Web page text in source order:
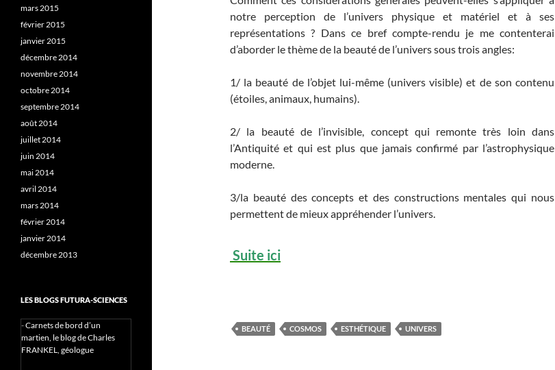
notre perception de l’univers physique et matériel et à ses
représentations ? Dans ce bref compte-rendu je me contenterai
d’aborder le thème de la beauté de l’univers sous trois angles:
1/ la beauté de l’objet lui-même (univers visible) et de son contenu
(étoiles, animaux, humains).
2/ la beauté de l’invisible, concept qui remonte très loin dans
l’Antiquité et qui est plus que jamais confirmé par l’astrophysique
moderne.
3/la beauté des concepts et des constructions mentales qui nous
permettent de mieux appréhender l’univers.
Suite ici
BEAUTÉ COSMOS ESTHÉTIQUE UNIVERS
mars 2015
février 2015
janvier 2015
décembre 2014
novembre 2014
octobre 2014
septembre 2014
août 2014
juillet 2014
juin 2014
mai 2014
avril 2014
mars 2014
février 2014
janvier 2014
décembre 2013
LES BLOGS FUTURA-SCIENCES
-Carnets de bord d’un
martien, le blog de Charles
FRANKEL, géologue